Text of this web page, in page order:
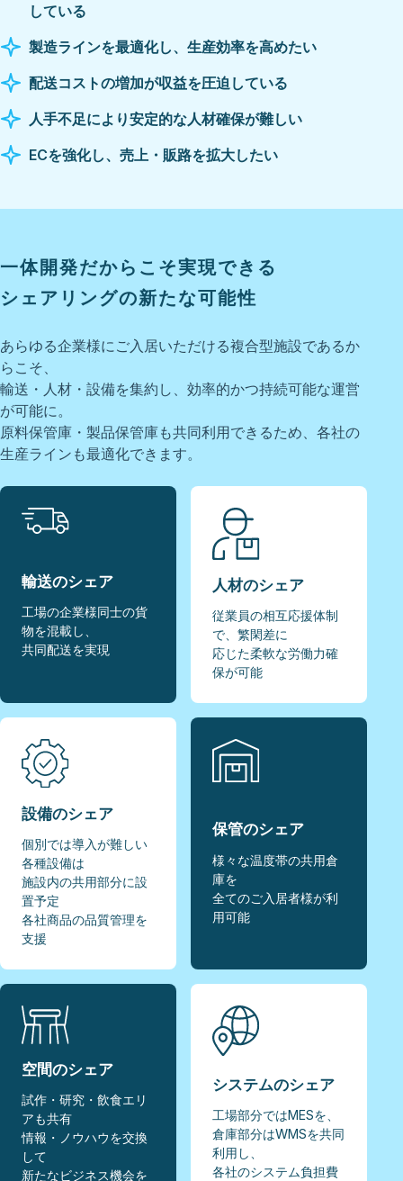
している
製造ラインを最適化し、生産効率を高めたい
配送コストの増加が収益を圧迫している
人手不足により安定的な人材確保が難しい
ECを強化し、売上・販路を拡大したい
一体開発だからこそ実現できる
シェアリングの新たな可能性
あらゆる企業様にご入居いただける複合型施設であるか
らこそ、
輸送・人材・設備を集約し、効率的かつ持続可能な運営
が可能に。
原料保管庫・製品保管庫も共同利用できるため、各社の
生産ラインも最適化できます。
輸送のシェア
工場の企業様同士の貨
物を混載し、
共同配送を実現
人材のシェア
従業員の相互応援体制
で、繁閑差に
応じた柔軟な労働力確
保が可能
設備のシェア
個別では導入が難しい
各種設備は
施設内の共用部分に設
置予定
各社商品の品質管理を
支援
保管のシェア
様々な温度帯の共用倉
庫を
全てのご入居者様が利
用可能
空間のシェア
試作・研究・飲食エリ
アも共有
情報・ノウハウを交換
して
新たなビジネス機会を
システムのシェア
工場部分ではMESを、
倉庫部分はWMSを共同
利用し、
各社のシステム負担費